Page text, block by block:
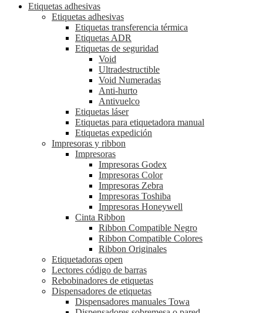
Etiquetas adhesivas
Etiquetas adhesivas
Etiquetas transferencia térmica
Etiquetas ADR
Etiquetas de seguridad
Void
Ultradestructible
Void Numeradas
Anti-hurto
Antivuelco
Etiquetas láser
Etiquetas para etiquetadora manual
Etiquetas expedición
Impresoras y ribbon
Impresoras
Impresoras Godex
Impresoras Color
Impresoras Zebra
Impresoras Toshiba
Impresoras Honeywell
Cinta Ribbon
Ribbon Compatible Negro
Ribbon Compatible Colores
Ribbon Originales
Etiquetadoras open
Lectores código de barras
Rebobinadores de etiquetas
Dispensadores de etiquetas
Dispensadores manuales Towa